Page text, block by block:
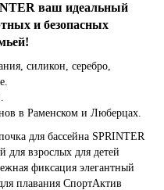
ваш идеальный
и безопасных
силикон, серебро,
в Раменском и Люберцах.
для бассейна SPRINTER
для взрослых для детей
фиксация элегантный
плавания СпортАктив